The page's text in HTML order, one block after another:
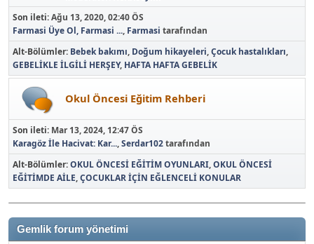
Son ileti:Ağu 13, 2020, 02:40 ÖS
Farmasi Üye Ol, Farmasi ..., Farmasi tarafından
Alt-Bölümler Bebek bakımı Doğum hikayeleri Çocuk hastalıkları
GEBELİKLE İLGİLİ HERŞEY HAFTA HAFTA GEBELİK
Okul Öncesi Eğitim Rehberi
Son ileti: Mar 13, 2024, 12:47 ÖS
Karagöz İle Hacivat: Kar...,Serdar102tarafından
Alt-Bölümler OKUL ÖNCESİ EĞİTİM OYUNLARI OKUL ÖNCESİ
EĞİTİMDE AİLE ÇOCUKLAR İÇİN EĞLENCELİ KONULAR
Gemlik forum yönetimi